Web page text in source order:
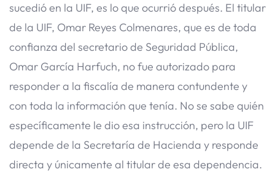
sucedió en la UIF, es lo que ocurrió después. El titular
de la UIF, Omar Reyes Colmenares, que es de toda
confianza del secretario de Seguridad Pública,
Omar García Harfuch, no fue autorizado para
responder a la fiscalía de manera contundente y
con toda la información que tenía. No se sabe quién
específicamente le dio esa instrucción, pero la UIF
depende de la Secretaría de Hacienda y responde
directa y únicamente al titular de esa dependencia.